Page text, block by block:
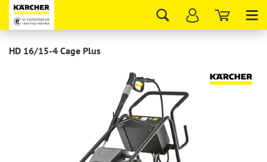
HD 16/15-4 Cage Plus